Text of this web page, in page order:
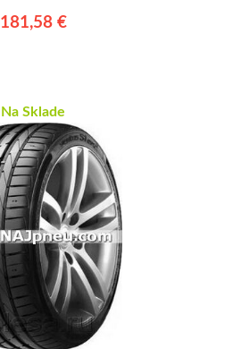
181,58 €
Na Sklade